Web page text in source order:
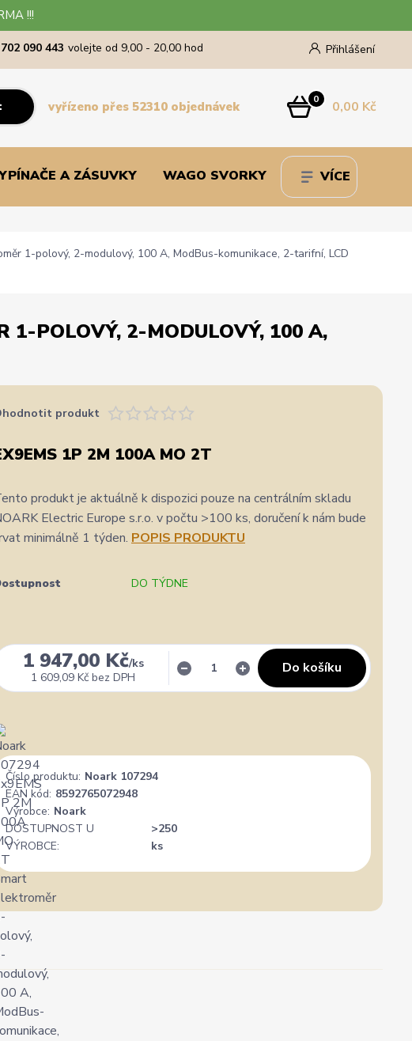
!!!
Přihlášení
090 443 volejte od 9,00 - 20,00 hod
0 0,00 Kč
vyřízeno přes 52310 objednávek
A ZÁSUVKY WAGO SVORKY VÍCE
1-polový, 2-modulový, 100 A, ModBus-komunikace, 2-tarifní, LCD
1-POLOVÝ, 2-MODULOVÝ, 100 A,
zatím se mi zdá z několika dalších jako jeden z
nejlepších
Výborná komunikace,
hlavně rychlé dodání. 👍👌
produkt
1P 2M 100A MO 2T
produkt je aktuálně k dispozici pouze na centrálním skladu
Electric Europe s.r.o. v počtu >100 ks, doručení k nám bude
minimálně 1 týden. POPIS PRODUKTU
DO TÝDNE
1 947,00 Kč/ks
1 609,09 Kč bez DPH
Do košíku
Číslo produktu: Noark 107294
EAN kód: 8592765072948
Výrobce: Noark
DOSTUPNOST U
VÝROBCE:
>250
ks